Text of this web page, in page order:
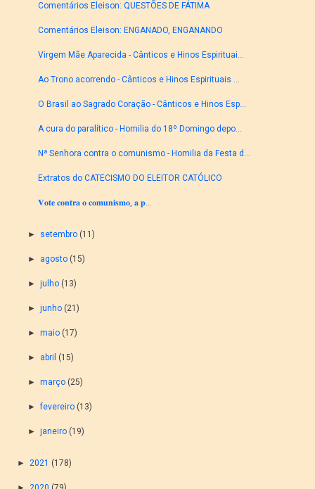
Comentários Eleison: QUESTÕES DE FÁTIMA
Comentários Eleison: ENGANADO, ENGANANDO
Virgem Mãe Aparecida - Cânticos e Hinos Espirituai...
Ao Trono acorrendo - Cânticos e Hinos Espirituais ...
O Brasil ao Sagrado Coração - Cânticos e Hinos Esp...
A cura do paralítico - Homilia do 18º Domingo depo...
Nª Senhora contra o comunismo - Homilia da Festa d...
Extratos do CATECISMO DO ELEITOR CATÓLICO
𝐕𝐨𝐭𝐞 𝐜𝐨𝐧𝐭𝐫𝐚 𝐨 𝐜𝐨𝐦𝐮𝐧𝐢𝐬𝐦𝐨, 𝐚 𝐩...
► setembro (11)
► agosto (15)
► julho (13)
► junho (21)
► maio (17)
► abril (15)
► março (25)
►fevereiro (13)
► janeiro (19)
►2021 (178)